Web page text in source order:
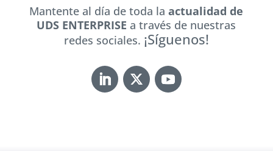
Mantente al día de toda laactualidad de
UDS ENTERPRISEa través de nuestras
redes sociales. ¡Síguenos!